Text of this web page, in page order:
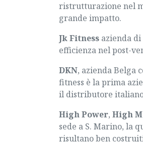
ristrutturazione nel
grande impatto.
Jk Fitness azienda
efficienza nel post-
DKN, azienda Belga
fitness è la prima
il distributore
High Power, High
sede a S. Marino, la
risultano ben